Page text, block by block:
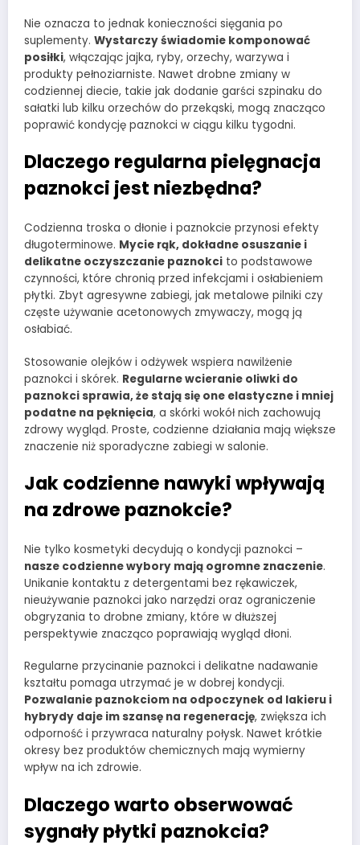
Nie oznacza to jednak konieczności sięgania po
suplementy. Wystarczy świadomie komponować
posiłki, włączając jajka, ryby, orzechy, warzywa i
produkty pełnoziarniste. Nawet drobne zmiany w
codziennej diecie, takie jak dodanie garści szpinaku do
sałatki lub kilku orzechów do przekąski, mogą znacząco
poprawić kondycję paznokci w ciągu kilku tygodni.
Dlaczego regularna pielęgnacja
paznokci jest niezbędna?
Codzienna troska o dłonie i paznokcie przynosi efekty
długoterminowe. Mycie rąk, dokładne osuszanie i
delikatne oczyszczanie paznokci to podstawowe
czynności, które chronią przed infekcjami i osłabieniem
płytki. Zbyt agresywne zabiegi, jak metalowe pilniki czy
częste używanie acetonowych zmywaczy, mogą ją
osłabiać.
Stosowanie olejków i odżywek wspiera nawilżenie
paznokci i skórek. Regularne wcieranie oliwki do
paznokci sprawia, że stają się one elastyczne i mniej
podatne na pęknięcia, a skórki wokół nich zachowują
zdrowy wygląd. Proste, codzienne działania mają większe
znaczenie niż sporadyczne zabiegi w salonie.
Jak codzienne nawyki wpływają
na zdrowe paznokcie?
Nie tylko kosmetyki decydują o kondycji paznokci –
nasze codzienne wybory mają ogromne znaczenie.
Unikanie kontaktu z detergentami bez rękawiczek,
nieużywanie paznokci jako narzędzi oraz ograniczenie
obgryzania to drobne zmiany, które w dłuższej
perspektywie znacząco poprawiają wygląd dłoni.
Regularne przycinanie paznokci i delikatne nadawanie
kształtu pomaga utrzymać je w dobrej kondycji.
Pozwalanie paznokciom na odpoczynek od lakieru i
hybrydy daje im szansę na regenerację, zwiększa ich
odporność i przywraca naturalny połysk. Nawet krótkie
okresy bez produktów chemicznych mają wymierny
wpływ na ich zdrowie.
Dlaczego warto obserwować
sygnały płytki paznokcia?